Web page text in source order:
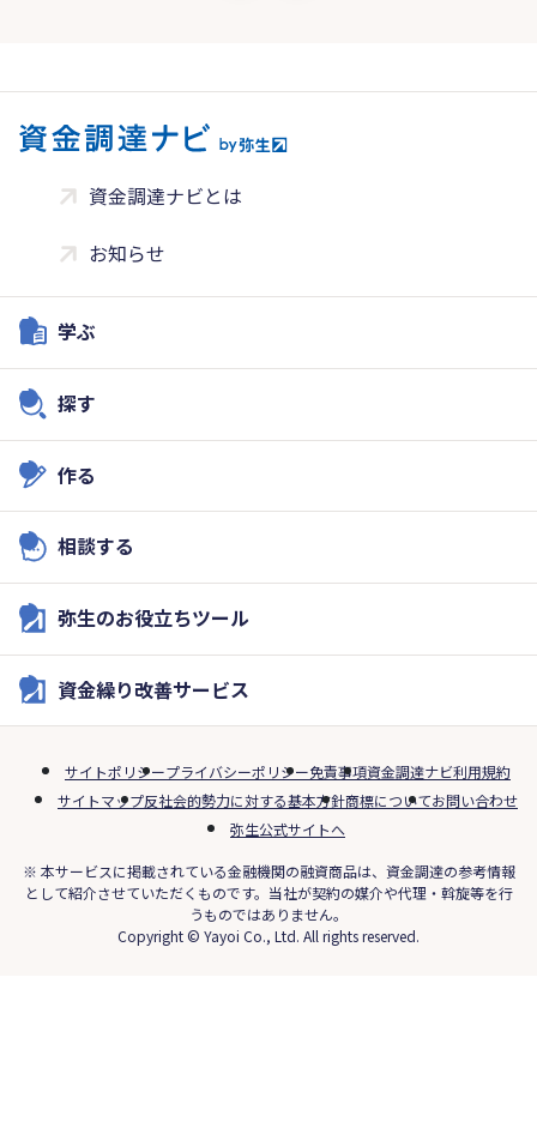
資金調達ナビとは
お知らせ
学ぶ
探す
作る
相談する
弥生のお役立ちツール
資金繰り改善サービス
サイトポリシープライバシーポリシー免責事項資金調達ナビ利用規約
サイトマップ反社会的勢力に対する基本方針商標についてお問い合わせ
弥生公式サイトへ
※ 本サービスに掲載されている金融機関の融資商品は、資金調達の参考情報
として紹介させていただくものです。当社が契約の媒介や代理・斡旋等を行
うものではありません。
Copyright © Yayoi Co., Ltd. All rights reserved.